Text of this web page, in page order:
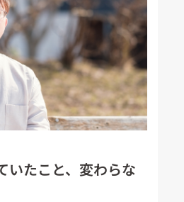
いたこと、変わらな